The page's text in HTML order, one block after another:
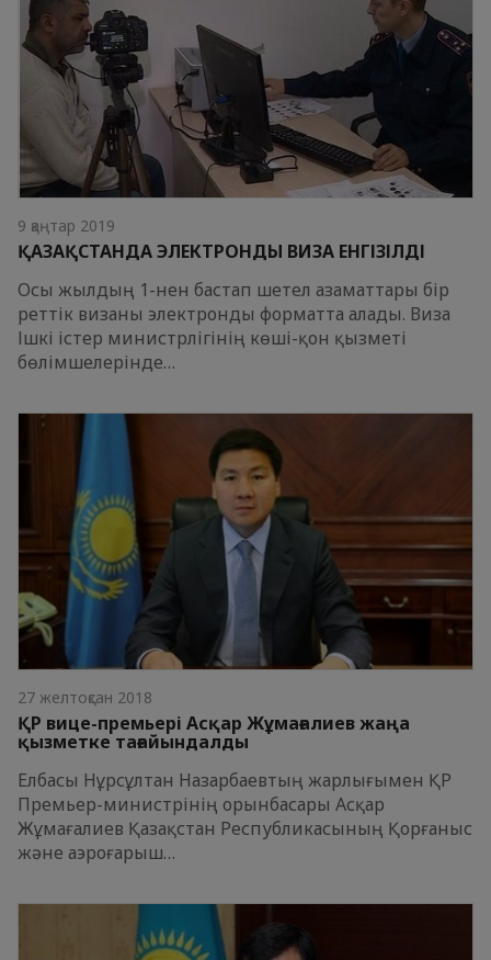
9 қаңтар 2019
ҚАЗАҚСТАНДА ЭЛЕКТРОНДЫ ВИЗА ЕНГІЗІЛДІ
Осы жылдың 1-нен бастап шетел азаматтары бір
реттік визаны электронды форматта алады. Виза
Ішкі істер министрлігінің көші-қон қызметі
бөлімшелерінде…
27 желтоқсан 2018
ҚР вице-премьері Асқар Жұмағалиев жаңа
қызметке тағайындалды
Елбасы Нұрсұлтан Назарбаевтың жарлығымен ҚР
Премьер-министрінің орынбасары Асқар
Жұмағалиев Қазақстан Республикасының Қорғаныс
және аэроғарыш…